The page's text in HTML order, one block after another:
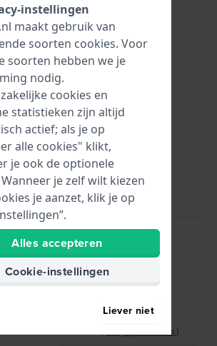
SM-L330
44 mm
Aluminium
Rond
Zilver
Kunsthars
Hartslagmeter
Saffier
NVT
Bekijk specificaties )
instellingen
maakt gebruik van
soorten cookies. Voor
soorten hebben we je
nodig.
cookies en
statistieken zijn altijd
actief; als je op
alle cookies" klikt,
je ook de optionele
je zelf wilt kiezen
je aanzet, klik je op
Alles accepteren
Cookie-instellingen
Liever niet